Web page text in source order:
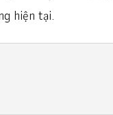
hiện tại.